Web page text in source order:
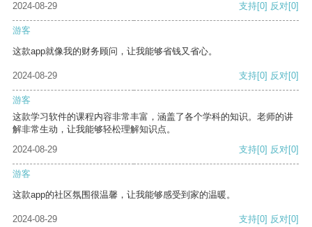
2024-08-29
支持[0] 反对[0]
游客
这款app就像我的财务顾问，让我能够省钱又省心。
2024-08-29 支持[0] 反对[0]
游客
这款学习软件的课程内容非常丰富，涵盖了各个学科的知识。老师的讲
解非常生动，让我能够轻松理解知识点。
2024-08-29
支持[0] 反对[0]
游客
这款app的社区氛围很温馨，让我能够感受到家的温暖。
2024-08-29 支持[0] 反对[0]